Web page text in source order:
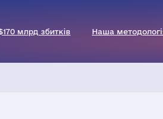
млрд збитків Наша